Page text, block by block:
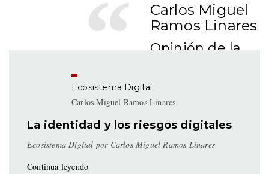
Carlos Miguel
Ramos Linares
Opinión de la
Charly Ramos
en el entorno
sociodigital.
Ecosistema Digital
Carlos Miguel Ramos Linares
La identidad y los riesgos digitales
Ecosistema Digital por Carlos Miguel Ramos Linares
Continua leyendo